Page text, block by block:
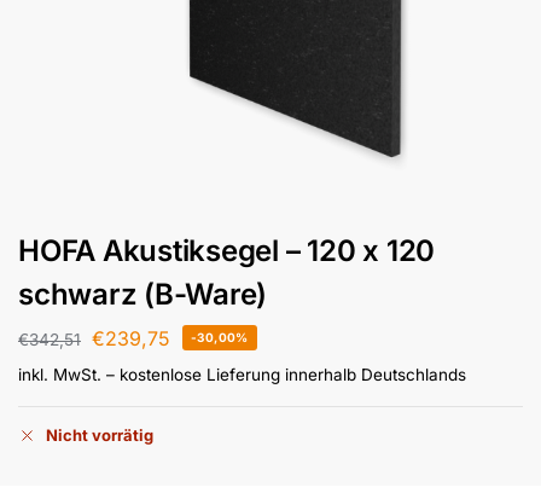
HOFA Akustiksegel – 120 x 120
schwarz (B-Ware)
€342,51 €239,75 -30,00%
inkl. MwSt. – kostenlose Lieferung innerhalb Deutschlands
Nicht vorrätig